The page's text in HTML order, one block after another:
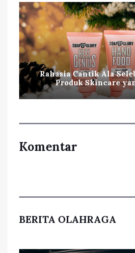
Rahasia Cantik Ala
Produk Skincare
Komentar
BERITA OLAHRAGA